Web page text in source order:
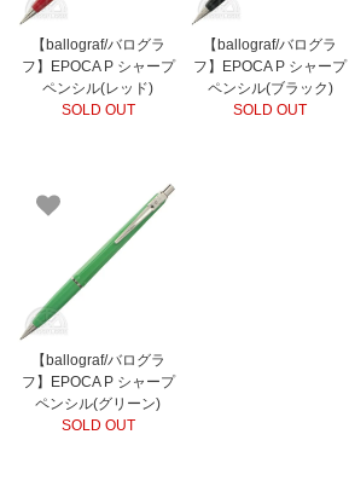
【ballograf/バログラ
フ】EPOCA P シャープ
ペンシル(レッド)
SOLD OUT
【ballograf/バログラ
フ】EPOCA P シャープ
ペンシル(ブラック)
SOLD OUT
【ballograf/バログラ
フ】EPOCA P シャープ
ペンシル(グリーン)
SOLD OUT